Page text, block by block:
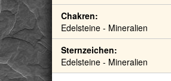
Chakren:
Edelsteine - Mineralien
Sternzeichen:
Edelsteine - Mineralien